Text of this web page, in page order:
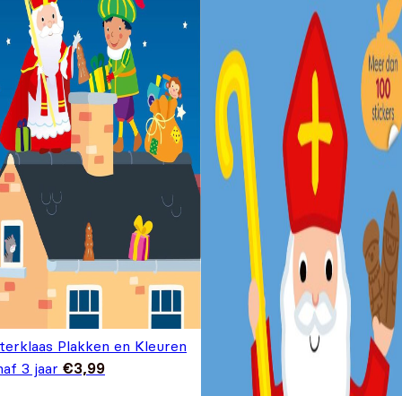
Plakken en Kleuren
3 jaar €3,99